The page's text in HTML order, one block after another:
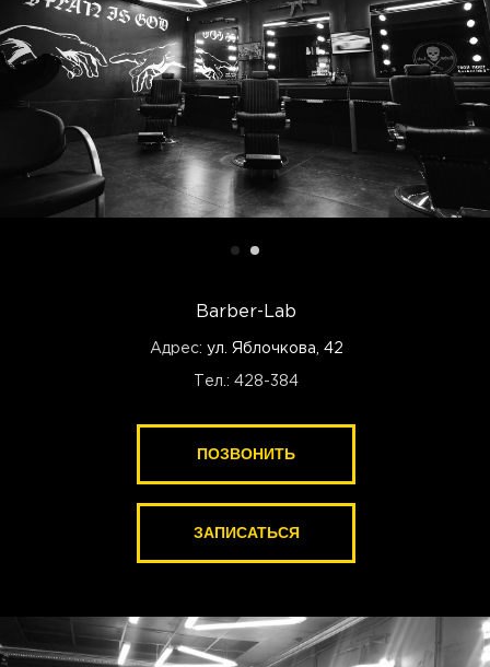
ПОЗВОНИТЬ
Адрес: ул. Яблочкова, 42
Barber-Lab
Тел.: 428-384
ПОЗВОНИТЬ
ЗАПИСАТЬСЯ